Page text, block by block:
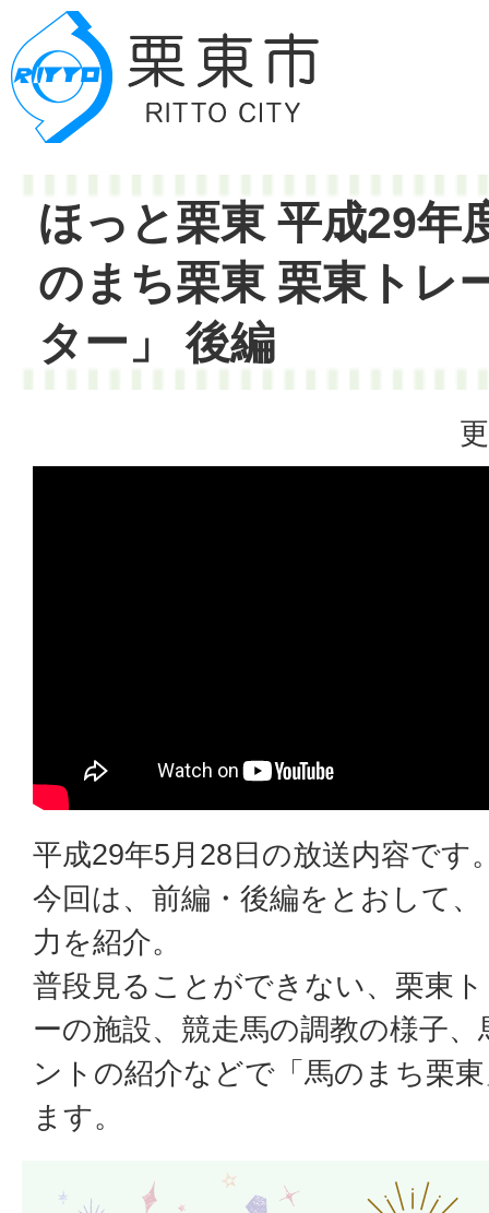
ほっと栗東 平成29年
のまち栗東 栗東トレ
ター」 後編
平成29年5月28日の放送内容です
今回は、前編・後編をとおして
力を紹介。
普段見ることができない、栗東
ーの施設、競走馬の調教の様子
ントの紹介などで「馬のまち栗
ます。